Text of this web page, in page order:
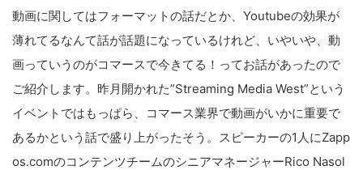
動画に関してはフォーマットの話だとか、Youtubeの効果が
薄れてるなんて話が話題になっているけれど、いやいや、動
画っていうのがコマースで今きてる！ってお話があったので
ご紹介します。昨月開かれた”Streaming Media West”という
イベントではもっぱら、コマース業界で動画がいかに重要で
あるかという話で盛り上がったそう。スピーカーの1人にZapp
os.comのコンテンツチームのシニアマネージャーRico Nasol